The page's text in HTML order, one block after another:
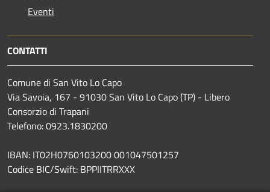
Eventi
CONTATTI
Comune di San Vito Lo Capo
Via Savoia, 167 - 91030 San Vito Lo Capo (TP) - Libero
Consorzio di Trapani
Telefono: 0923.1830200
IBAN: IT02H0760103200 001047501257
Codice BIC/Swift: BPPIITRRXXX